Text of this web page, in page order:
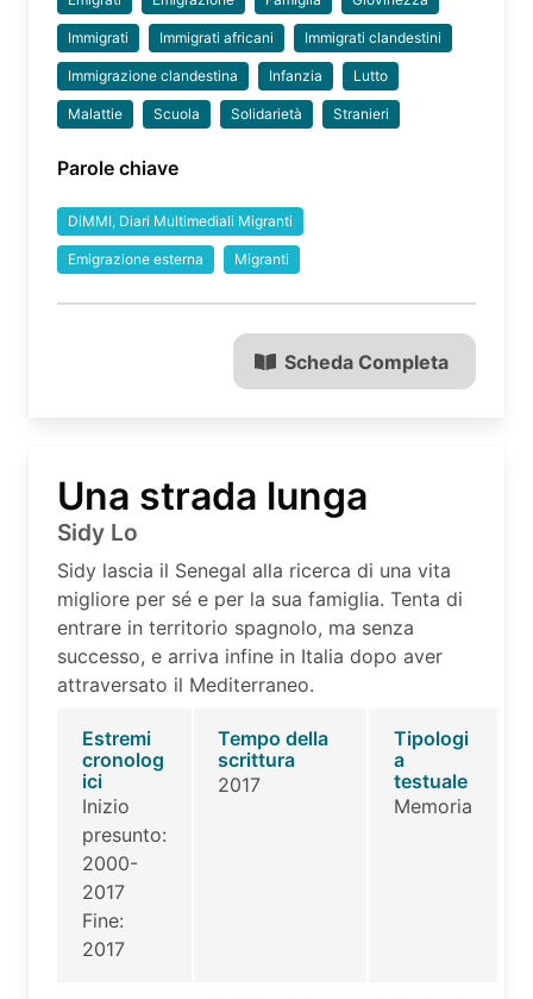
Immigrati Immigrati africani Immigrati clandestini
Immigrazione clandestina Infanzia Lutto
Malattie Scuola Solidarietà Stranieri
Parole chiave
DiMMI, Diari Multimediali Migranti
Emigrazione esterna Migranti
Scheda Completa
Una strada lunga
Sidy Lo
Sidy lascia il Senegal alla ricerca di una vita
migliore per sé e per la sua famiglia. Tenta di
entrare in territorio spagnolo, ma senza
successo, e arriva infine in Italia dopo aver
attraversato il Mediterraneo.
Estremi
cronolog
ici
Inizio
presunto:
2000-
2017
Fine:
2017
Tempo della
scrittura
2017
Tipologi
a
testuale
Memoria